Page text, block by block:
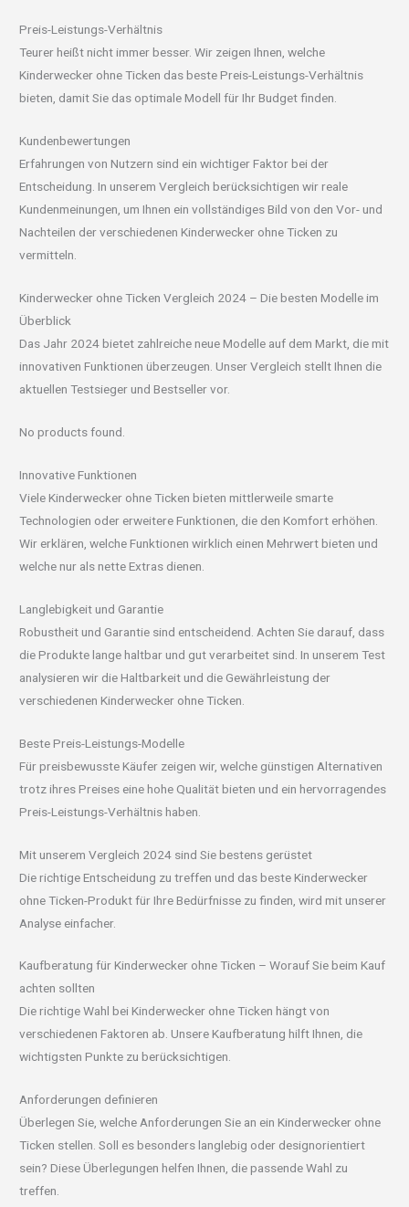
Preis-Leistungs-Verhältnis
Teurer heißt nicht immer besser. Wir zeigen Ihnen, welche
Kinderwecker ohne Ticken das beste Preis-Leistungs-Verhältnis
bieten, damit Sie das optimale Modell für Ihr Budget finden.
Kundenbewertungen
Erfahrungen von Nutzern sind ein wichtiger Faktor bei der
Entscheidung. In unserem Vergleich berücksichtigen wir reale
Kundenmeinungen, um Ihnen ein vollständiges Bild von den Vor- und
Nachteilen der verschiedenen Kinderwecker ohne Ticken zu
vermitteln.
Kinderwecker ohne Ticken Vergleich 2024 – Die besten Modelle im
Überblick
Das Jahr 2024 bietet zahlreiche neue Modelle auf dem Markt, die mit
innovativen Funktionen überzeugen. Unser Vergleich stellt Ihnen die
aktuellen Testsieger und Bestseller vor.
No products found.
Innovative Funktionen
Viele Kinderwecker ohne Ticken bieten mittlerweile smarte
Technologien oder erweitere Funktionen, die den Komfort erhöhen.
Wir erklären, welche Funktionen wirklich einen Mehrwert bieten und
welche nur als nette Extras dienen.
Langlebigkeit und Garantie
Robustheit und Garantie sind entscheidend. Achten Sie darauf, dass
die Produkte lange haltbar und gut verarbeitet sind. In unserem Test
analysieren wir die Haltbarkeit und die Gewährleistung der
verschiedenen Kinderwecker ohne Ticken.
Beste Preis-Leistungs-Modelle
Für preisbewusste Käufer zeigen wir, welche günstigen Alternativen
trotz ihres Preises eine hohe Qualität bieten und ein hervorragendes
Preis-Leistungs-Verhältnis haben.
Mit unserem Vergleich 2024 sind Sie bestens gerüstet
Die richtige Entscheidung zu treffen und das beste Kinderwecker
ohne Ticken-Produkt für Ihre Bedürfnisse zu finden, wird mit unserer
Analyse einfacher.
Kaufberatung für Kinderwecker ohne Ticken – Worauf Sie beim Kauf
achten sollten
Die richtige Wahl bei Kinderwecker ohne Ticken hängt von
verschiedenen Faktoren ab. Unsere Kaufberatung hilft Ihnen, die
wichtigsten Punkte zu berücksichtigen.
Anforderungen definieren
Überlegen Sie, welche Anforderungen Sie an ein Kinderwecker ohne
Ticken stellen. Soll es besonders langlebig oder designorientiert
sein? Diese Überlegungen helfen Ihnen, die passende Wahl zu
treffen.